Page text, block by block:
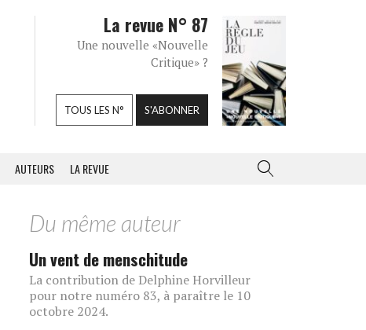
La revue N° 87
Une nouvelle «Nouvelle
Critique» ?
TOUS LES N° S'ABONNER
AUTEURS LA REVUE
Du même auteur
Un vent de menschitude
La contribution de Delphine Horvilleur
pour notre numéro 83, à paraître le 10
octobre 2024.